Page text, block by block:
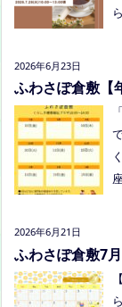
2026年6月23日
ふわさぽ倉敷【
2026年6月21日
ふわさぽ倉敷7